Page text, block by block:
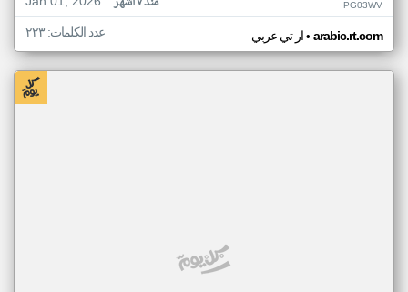
PG03WV
ار تي عربي• arabic.rt.com عدد الكلمات: ٢٢٣